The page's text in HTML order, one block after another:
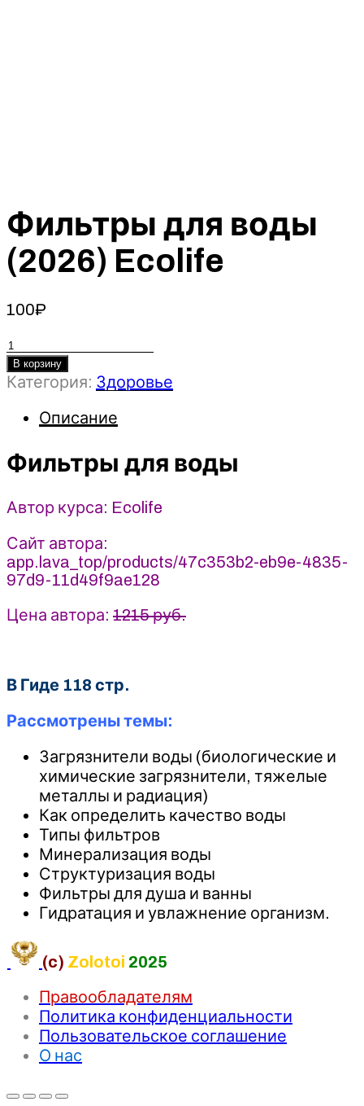
Фильтры для воды
(2026) Ecolife
100₽
Количество
товара
Фильтры
воды
Ecolife
В корзину
Категория: Здоровье
Описание
Фильтры для воды
Автор курса: Ecolife
Сайт автора:
app.lava_top/products/47c353b2-eb9e-4835-
97d9-11d49f9ae128
Цена автора: 1215 руб.
В Гиде 118 стр.
Рассмотрены темы:
Загрязнители воды (биологические и
химические загрязнители, тяжелые
металлы и радиация)
Как определить качество воды
Типы фильтров
Минерализация воды
Структуризация воды
Фильтры для душа и ванны
Гидратация и увлажнение организм.
(c) Zolotoi 2025
Правообладателям
Политика конфиденциальности
Пользовательское соглашение
О нас